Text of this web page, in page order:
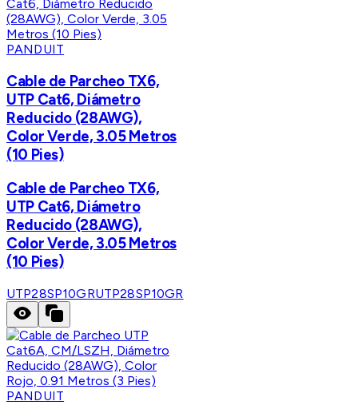
PANDUIT
Cable de Parcheo TX6,
UTP Cat6, Diámetro
Reducido (28AWG),
Color Verde, 3.05 Metros
(10 Pies)
Cable de Parcheo TX6,
UTP Cat6, Diámetro
Reducido (28AWG),
Color Verde, 3.05 Metros
(10 Pies)
UTP28SP10GRUTP28SP10GR
PANDUIT